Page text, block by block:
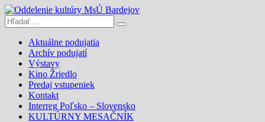
Aktuálne podujatia
Archív podujatí
Výstavy
Kino Žriedlo
Predaj vstupeniek
Kontakt
Interreg Poľsko – Slovensko
KULTÚRNY MESAČNÍK